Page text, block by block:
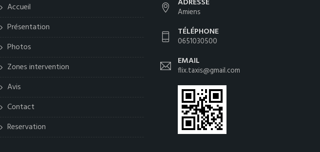
Accueil
Présentation
Photos
Zones intervention
Avis
Contact
Reservation
Amiens
TÉLÉPHONE
0651030500
EMAIL
flix.taxis@gmail.com